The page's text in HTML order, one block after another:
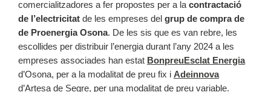
comercialitzadores a fer propostes per a la contractació
de l’electricitat de les empreses del grup de compra de
de Proenergia Osona. De les sis que es van rebre, les
escollides per distribuir l’energia durant l’any 2024 a les
empreses associades han estat BonpreuEsclat Energia
d’Osona, per a la modalitat de preu fix i Adeinnova
d’Artesa de Segre, per una modalitat de preu variable.